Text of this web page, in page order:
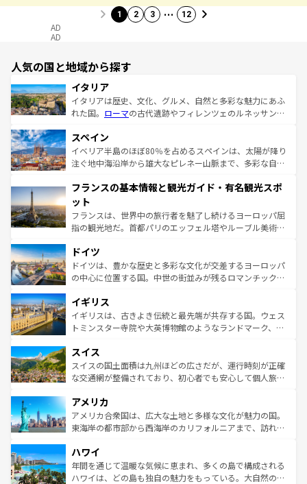
1 2 3 … 12
AD
AD
人気の国と地域から探す
イタリア
イタリアは歴史、文化、グルメ、自然と多彩な魅力にあふ
れた国。 ローマの古代遺跡やフィレンツェのルネッサンス
ろん、トスカーナの美しい田園風景やアマルフィ海岸の絶
景など、自然景観も見逃せない。観光の合間には、本場の
ピザやパスタなど、絶品のイタリア料理を堪能することも
ませてくれるイタリアで、忘れられない旅をしてみよう！
なお、新着のイタリア情報は
しい。
スペイン
イベリア半島のほぼ80％を占めるスペインは、太陽が降り
注ぐ地中海沿岸から雄大なピレネー山脈まで、多彩な自然
文化が根付くこの国では、情熱的なフラメンコ、熱気あふ
れる闘牛、そして美味しいタパスが生活の一部となってい
る。首都マドリードの洗練された雰囲気や、バルセロナの
アートに溢れた街角から、地方では古代ローマ遺跡や中世
せる。地方によって風土や気候が異なるスペインはその個
性で訪れる人を魅了する。 なお、新着のスペイン情報は コ
ンテンツ一覧を参照してほしい。
フランスの基本情報と観光ガイド・有名観光スポ
ット
フランスは、世界中の旅行者を魅了し続けるヨーロッパ屈
指の観光地だ。首都パリのエッフェル塔やルーブル美術館
で、幅広い魅力が詰まっている。華麗な宮殿、歴史的な大
聖堂、美しいビーチ、そして豊かな自然が、訪れる者を心
から魅了する。また、フランスは美食の国としても知ら
いる。シャンパンの発祥地であるランス、プロヴァンスの
香り高いラベンダー畑など、多彩な楽しみ方が可能だ。さ
らに、パリ以外の地域にも魅力が溢れており、どの街角に
れる地方に足を運ぶとそれぞれで全く異なる文化を体験で
きるだろう。 なお、新着のフランス情報はコンテンツ一覧
を参照してほしい。
ドイツ
ドイツは、豊かな歴史と多彩な文化が交差するヨーロッパ
の中心に位置する国。中世の街並みが残るロマンチック街
顔を持つこの国は、どこを歩いても飽きることがない。ベ
ルリンの文化的活気、バイエルン州のアルプスの絶景、そ
してライン川沿いのワイン畑といった風景は必見。ビール
は、お酒好きな人にはぜひ体験してほしい。 なお、新着の
ドイツ情報はコンテンツ一覧を参照してほしい。
イギリス
イギリスは、古きよき伝統と最先端が共存する国。ウェス
トミンスター寺院や大英博物館のようなランドマーク、歴
リアごとに異なる魅力がある。また、優雅なアフタヌーン
ティー、ビール好きにはたまらない英国パブ、サッカー観
戦など、本場だからこそできる体験も豊富。イギリスを旅
ンツ一覧を参照してほしい。
スイス
スイスの国土面積は九州ほどの広さだが、運行時刻が正確
な交通網が整備されており、初心者でも安心して個人旅行
の建物がそのまま残る町や、スイスならではのユニークな
博物館もあり、アルプス観光だけでなく町歩きも満喫する
ことができる。国民の所得が高いため物価も高いが、旅行
ば市内交通費無料で観光を楽しむこともできる。 なお、新
着のスイス情報はコンテンツ一覧 を参照してほしい。
アメリカ
アメリカ合衆国は、広大な土地と多様な文化が魅力の国。
東海岸の都市部から西海岸のカリフォルニアまで、訪れる
のような巨大都市は、観光、ショッピング、エンターテイ
ンメントが詰まった刺激的なスポットだ。一方、アメリカ
西部には大自然が広がり、グランドキャニオンやイエロー
ハワイ
年間を通じて温暖な気候に恵まれ、多くの島で構成される
ハワイは、どの島も独自の魅力をもっている。大自然の神